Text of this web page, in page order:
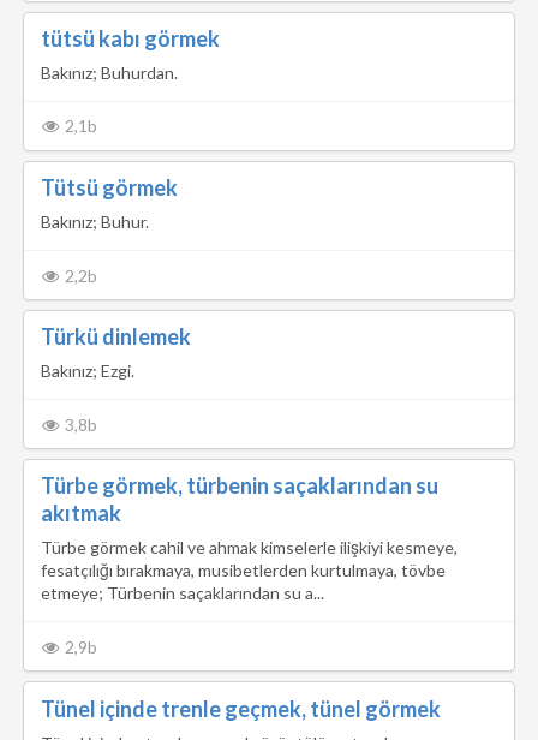
tütsü kabı görmek
Bakınız; Buhurdan.
2,1b
Tütsü görmek
Bakınız; Buhur.
2,2b
Türkü dinlemek
Bakınız; Ezgi.
3,8b
Türbe görmek, türbenin saçaklarından su
akıtmak
Türbe görmek cahil ve ahmak kimselerle ilişkiyi kesmeye,
fesatçılığı bırakmaya, musibetlerden kurtulmaya, tövbe
etmeye; Türbenin saçaklarından su a...
2,9b
Tünel içinde trenle geçmek, tünel görmek